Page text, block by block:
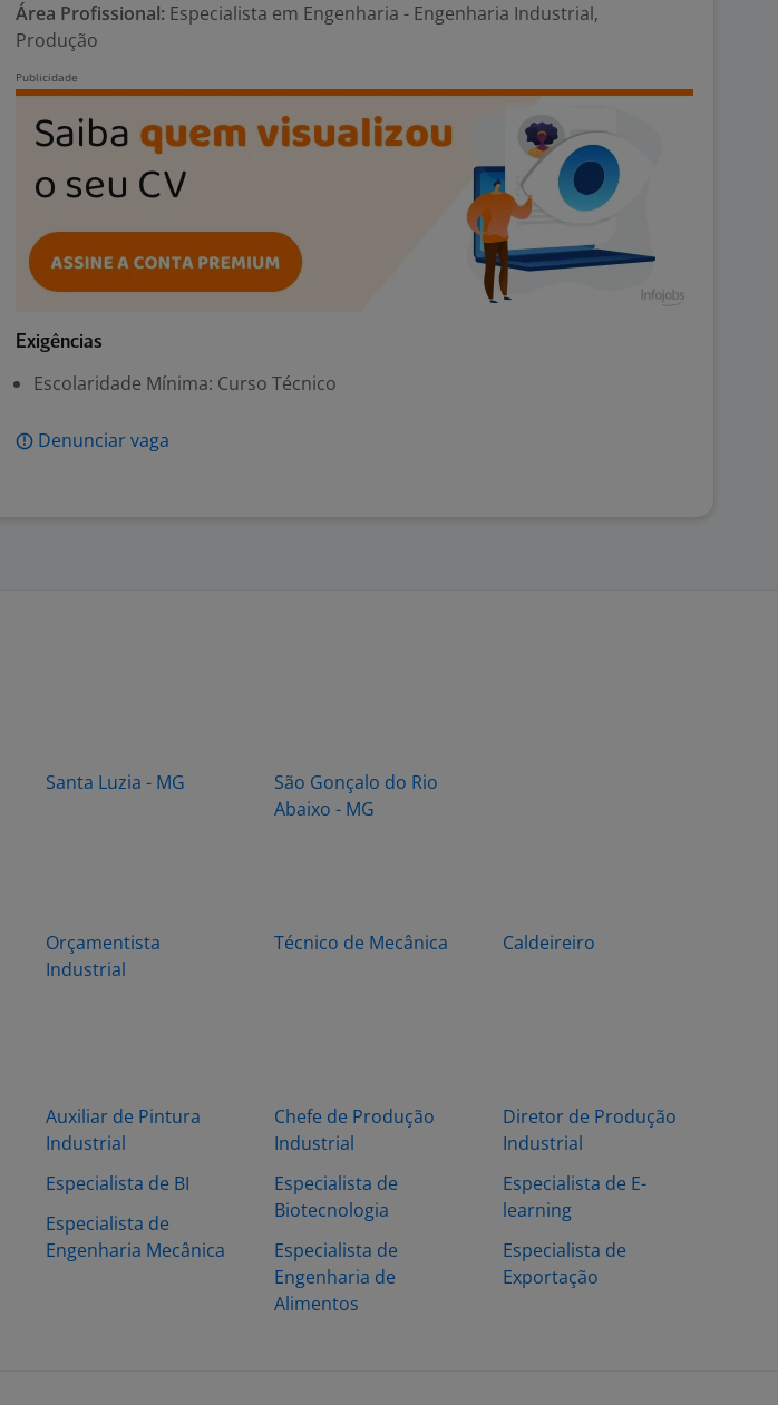
Área Profissional: Especialista em Engenharia - Engenharia Industrial,
Produção
Exigências
Escolaridade Mínima: Curso Técnico
Denunciar vaga
Santa Luzia - MG
São Gonçalo do Rio
Abaixo - MG
Orçamentista
Industrial
Técnico de Mecânica Caldeireiro
Auxiliar de Pintura
Industrial
Especialista de BI
Especialista de
Engenharia Mecânica
Chefe de Produção
Industrial
Especialista de
Biotecnologia
Especialista de
Engenharia de
Alimentos
Diretor de Produção
Industrial
Especialista de E-
learning
Especialista de
Exportação